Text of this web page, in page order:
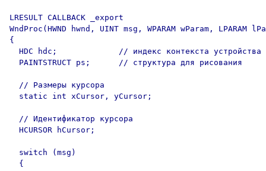
LRESULT CALLBACK _export
WndProc(HWND hwnd, UINT msg, WPARAM wParam, LPARAM
{
  HDC hdc;             // индекс контекста устройства
  PAINTSTRUCT ps;      // структура для рисования
  // Размеры курсора
  static int xCursor, yCursor;
  // Идентификатор курсора
  HCURSOR hCursor;
  switch (msg)
  {